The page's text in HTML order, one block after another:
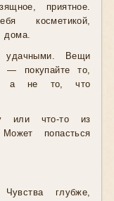
приятное.
косметикой,
дома.
удачными. Вещи
— покупайте то,
а не то, что
или что-то из
попасться
глубже,